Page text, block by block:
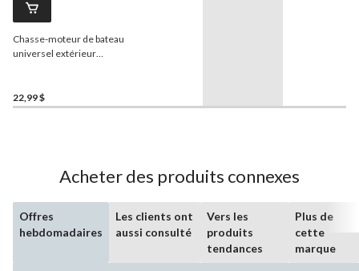
Chasse-moteur de bateau
universel extérieur
22,99 $
Acheter des produits connexes
Offres
hebdomadaires
Les clients ont
aussi consulté
Vers les
produits
tendances
Plus de
cette
marque